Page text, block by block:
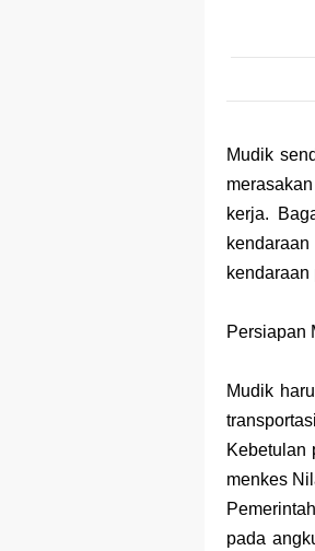
Mudik
kerja.
Persiapan
Mudik
Kebetulan
menkes
pada